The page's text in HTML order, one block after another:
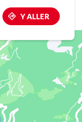
Y ALLER